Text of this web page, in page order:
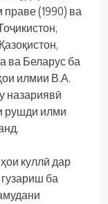
праве (1990) ва
ва Беларус ба
илмии В.А.
назариявӣ
рушди илми
куллӣ дар
гузариш ба